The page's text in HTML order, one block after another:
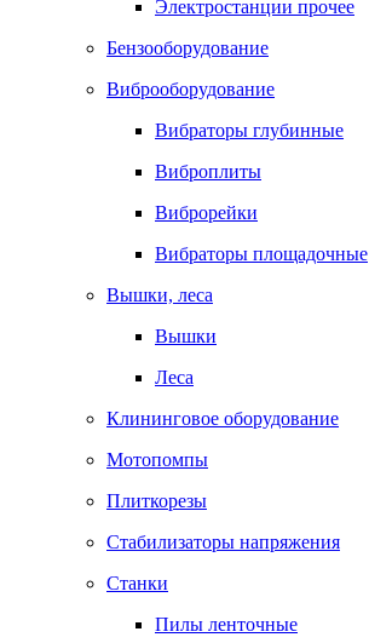
Электростанции прочее
Бензооборудование
Виброоборудование
Вибраторы глубинные
Виброплиты
Виброрейки
Вибраторы площадочные
Вышки, леса
Вышки
Леса
Клининговое оборудование
Мотопомпы
Плиткорезы
Стабилизаторы напряжения
Станки
Пилы ленточные